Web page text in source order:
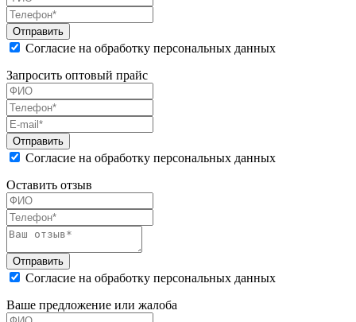
Согласие на обработку персональных данных
Запросить оптовый прайс
Согласие на обработку персональных данных
Оставить отзыв
Согласие на обработку персональных данных
Ваше предложение или жалоба